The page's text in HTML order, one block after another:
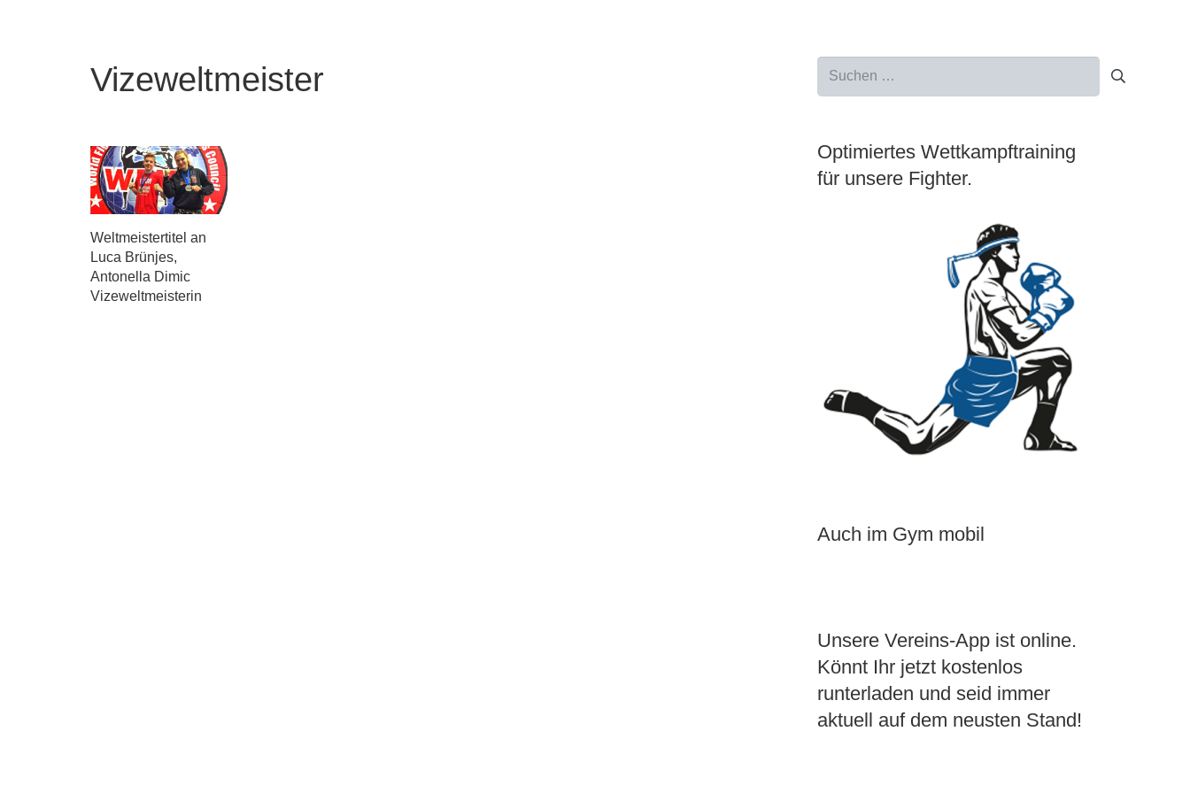
Vizeweltmeister
Weltmeistertitel an
Luca Brünjes,
Antonella Dimic
Vizeweltmeisterin
Suchen
Optimiertes Wettkampftraining
für unsere Fighter.
Auch im Gym mobil
Unsere Vereins-App ist online.
Könnt Ihr jetzt kostenlos
runterladen und seid immer
aktuell auf dem neusten Stand!